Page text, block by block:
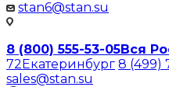
stan6@stan.su
8 (800) 555-53-05Вся
72Екатеринбург 8 (499)
sales@stan.su